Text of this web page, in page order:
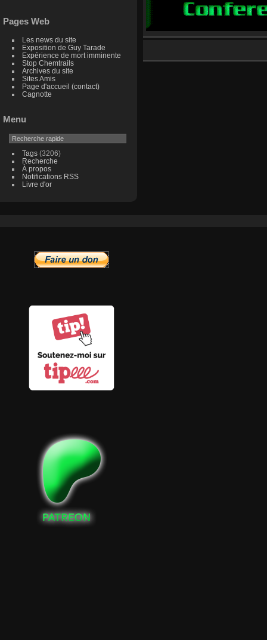
Pages Web
Les news du site
Exposition de Guy Tarade
Expérience de mort imminente
Stop Chemtrails
Archives du site
Sites Amis
Page d'accueil (contact)
Cagnotte
Menu
Tags(3206)
Recherche
À propos
Notifications RSS
Livre d'or